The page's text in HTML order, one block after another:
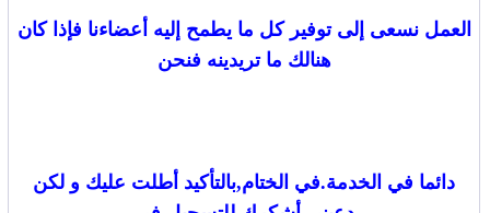
العمل نسعى إلى توفير كل ما يطمح إليه أعضاءنا فإذا كان
هنالك ما تريدينه فنحن
دائما في الخدمة.في الختام,بالتأكيد أطلت عليك و لكن